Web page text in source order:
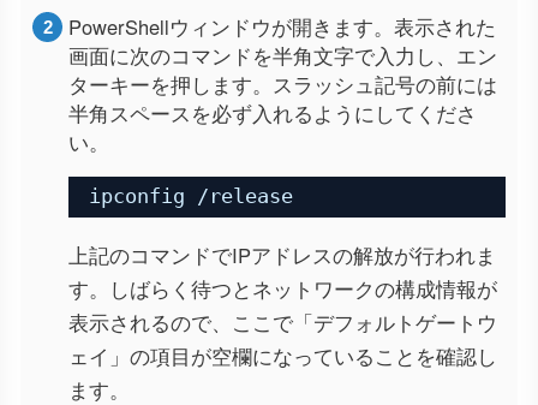
PowerShellウィンドウが開きます。表示された
画面に次のコマンドを半角文字で入力し、エン
ターキーを押します。スラッシュ記号の前には
半角スペースを必ず入れるようにしてくださ
い。
ipconfig /release
上記のコマンドでIPアドレスの解放が行われま
す。しばらく待つとネットワークの構成情報が
表示されるので、ここで「デフォルトゲートウ
ェイ」の項目が空欄になっていることを確認し
ます。